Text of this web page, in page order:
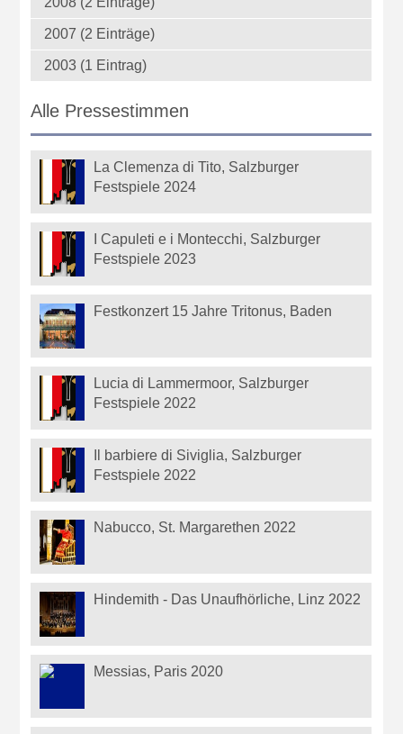
2007 (2 Einträge)
2003 (1 Eintrag)
Alle Pressestimmen
La Clemenza di Tito, Salzburger
Festspiele 2024
I Capuleti e i Montecchi, Salzburger
Festspiele 2023
Festkonzert 15 Jahre Tritonus, Baden
Lucia di Lammermoor, Salzburger
Festspiele 2022
Il barbiere di Siviglia, Salzburger
Festspiele 2022
Nabucco, St. Margarethen 2022
Hindemith - Das Unaufhörliche, Linz 2022
Messias, Paris 2020